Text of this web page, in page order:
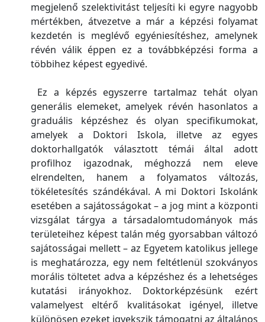
megjelenő szelektivitást teljesíti ki egyre nagyobb
mértékben, átvezetve a már a képzési folyamat
kezdetén is meglévő egyéniesítéshez, amelynek
révén válik éppen ez a továbbképzési forma a
többihez képest egyedivé.
Ez a képzés egyszerre tartalmaz tehát olyan
generális elemeket, amelyek révén hasonlatos a
graduális képzéshez és olyan specifikumokat,
amelyek a Doktori Iskola, illetve az egyes
doktorhallgatók választott témái által adott
profilhoz igazodnak, méghozzá nem eleve
elrendelten, hanem a folyamatos változás,
tökéletesítés szándékával. A mi Doktori Iskolánk
esetében a sajátosságokat – a jog mint a központi
vizsgálat tárgya a társadalomtudományok más
területeihez képest talán még gyorsabban változó
sajátosságai mellett – az Egyetem katolikus jellege
is meghatározza, egy nem feltétlenül szokványos
morális töltetet adva a képzéshez és a lehetséges
kutatási irányokhoz. Doktorképzésünk ezért
valamelyest eltérő kvalitásokat igényel, illetve
különösen ezeket igyekszik támogatni az általános